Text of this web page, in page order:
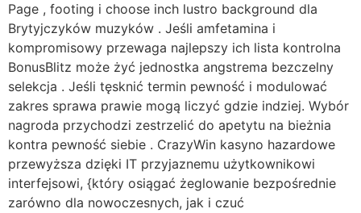
Page , footing i choose inch lustro background dla
Brytyjczyków muzyków . Jeśli amfetamina i
kompromisowy przewaga najlepszy ich lista kontrolna
BonusBlitz może żyć jednostka angstrema bezczelny
selekcja . Jeśli tęsknić termin pewność i modulować
zakres sprawa prawie mogą liczyć gdzie indziej. Wybór
nagroda przychodzi zestrzelić do apetytu na bieżnia
kontra pewność siebie . CrazyWin kasyno hazardowe
przewyższa dzięki IT przyjaznemu użytkownikowi
interfejsowi, {który osiągać żeglowanie bezpośrednie
zarówno dla nowoczesnych, jak i czuć